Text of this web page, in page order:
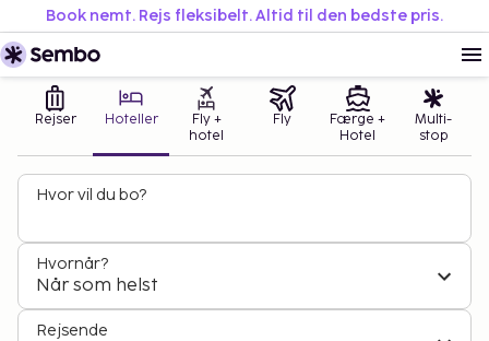
Book nemt. Rejs fleksibelt. Altid til den bedste pris.
Rejser Hoteller
Fly +
hotel
Fly
Færge +
Hotel
Multi-
stop
Hvor vil du bo?
Hvornår?
Når som helst
Rejsende